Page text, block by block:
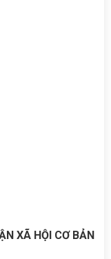
XÃ HỘI CƠ BẢN